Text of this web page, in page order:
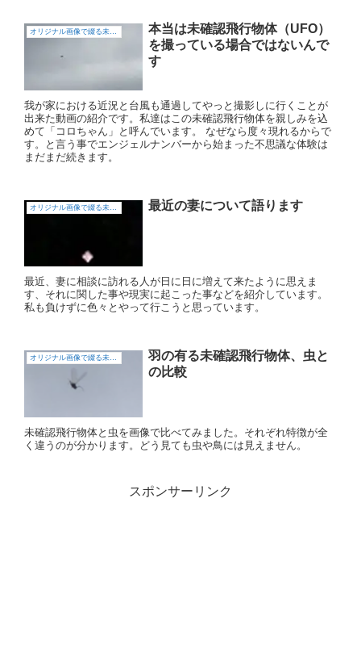
オリジナル画像で綴る未確認飛行物体（UFO)
本当は未確認飛行物体（UFO）
を撮っている場合ではないんで
す
我が家における近況と台風も通過してやっと撮影しに行くことが
出来た動画の紹介です。私達はこの未確認飛行物体を親しみを込
めて「コロちゃん」と呼んでいます。 なぜなら度々現れるからで
す。と言う事でエンジェルナンバーから始まった不思議な体験は
まだまだ続きます。
オリジナル画像で綴る未確認飛行物体（UFO) 最近の妻について語ります
最近、妻に相談に訪れる人が日に日に増えて来たように思えま
す、それに関した事や現実に起こった事などを紹介しています。
私も負けずに色々とやって行こうと思っています。
オリジナル画像で綴る未確認飛行物体（UFO)
羽の有る未確認飛行物体、虫と
の比較
未確認飛行物体と虫を画像で比べてみました。それぞれ特徴が全
く違うのが分かります。どう見ても虫や鳥には見えません。
スポンサーリンク